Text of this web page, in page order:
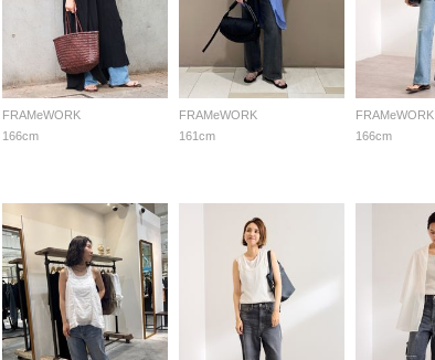
FRAMeWORK
166cm
FRAMeWORK
161cm
FRAMeWORK
166cm